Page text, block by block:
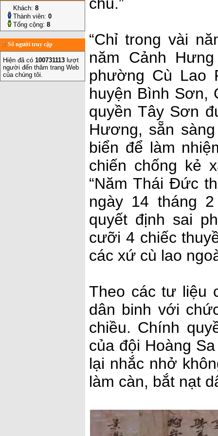
Khách: 8
Thành viên: 0
Tổng cộng: 8
Số người truy cập
Hiện đã có 100731113 lượt
người đến thăm trang Web
của chúng tôi.
“Chỉ trong vài
năm Cảnh
phường Cù Lao
huyện Bình Sơn,
quyền Tây Sơn
Hương, sẵn
biển để làm
chiến chống kẻ
“Năm Thái Đức
ngày 14 tháng
quyết định sai
cưỡi 4 chiếc
các xứ cù lao
Theo các tư liệu
dân binh với
chiều. Chính
của đội Hoàng
lại nhắc nhở
làm càn, bắt nạt